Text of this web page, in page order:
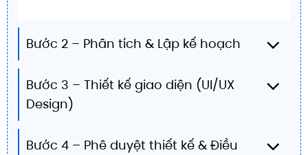
Bước 2 – Phân tích & Lập kế hoạch
Bước 3 – Thiết kế giao diện (UI/UX
Design)
Bước 4 – Phê duyệt thiết kế & Điều